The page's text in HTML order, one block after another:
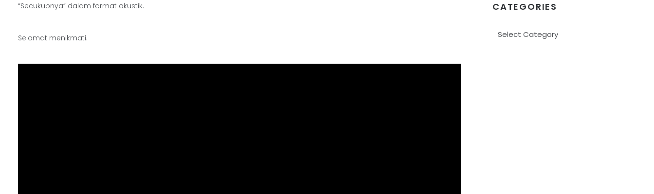
“Secukupnya” dalam format akustik.
Selamat menikmati.
CATEGORIES